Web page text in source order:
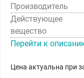
Производитель
Действующее
вещество
Перейти к
Цена актуальна при